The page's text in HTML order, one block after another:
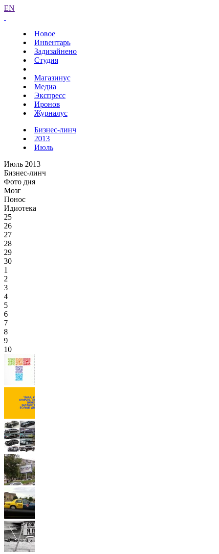
EN
Новое
Инвентарь
Задизайнено
Студия
Магазинус
Медиа
Экспресс
Иронов
Журналус
Бизнес-линч
2013
Июль
Июль 2013
Бизнес-линч
Фото дня
Мозг
Понос
Идиотека
25
26
27
28
29
30
1
2
3
4
5
6
7
8
9
10